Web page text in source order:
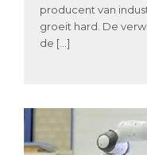
producent van
groeit hard. De
de […]